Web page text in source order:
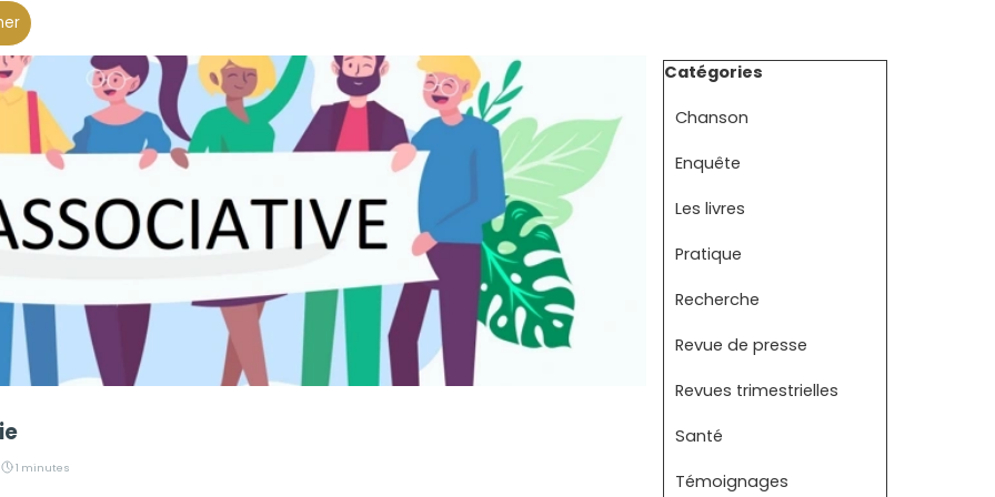
1 minutes
Sauter le bloc Catégories
Catégories
Chanson
Enquête
Les livres
Pratique
Recherche
Revue de presse
Revues trimestrielles
Santé
Témoignages